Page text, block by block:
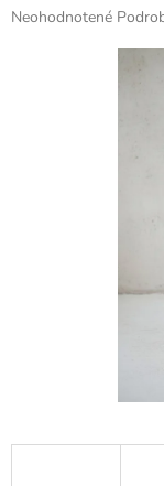
Priemerné
Neohodnotené